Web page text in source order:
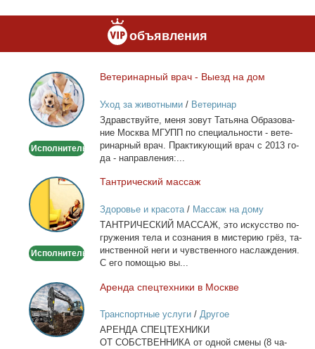
объявления
Ветеринарный
врач
-
Выезд
дом
Исполнитель
Ве­те­ри­нар­ный врач - Вы­езд на дом
Уход за животными/ Ветеринар
Здрав­ствуй­те, ме­ня зо­вут Та­тья­на Об­ра­зо­ва­
ние Москва МГУПП по спе­ци­аль­но­сти - ве­те­
ри­нар­ный врач. Прак­ти­ку­ю­щий врач с 2013 го­
да - на­прав­ле­ния:...
Тантрический
массаж
Исполнитель
Тан­три­че­ский мас­саж
Здоровье и красота/ Массаж на дому
ТАНТРИЧЕСКИЙ МАССАЖ, это ис­кус­ство по­
гру­же­ния те­ла и со­зна­ния в ми­сте­рию грёз, та­
ин­ствен­ной неги и чув­ствен­но­го на­сла­жде­ния.
С его по­мо­щью вы...
Аренда
спецтехники
в
Москве
Арен­да спец­тех­ни­ки в Москве
Транспортные услуги/ Другое
АРЕНДА СПЕЦТЕХНИКИ
ОТ СОБСТВЕННИКА от од­ной сме­ны (8 ча­